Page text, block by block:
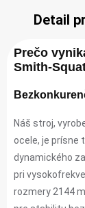
Detail
Prečo
Smith-
Náš stroj,
ocele, je prísne
dynamického
pri
rozmery 2144